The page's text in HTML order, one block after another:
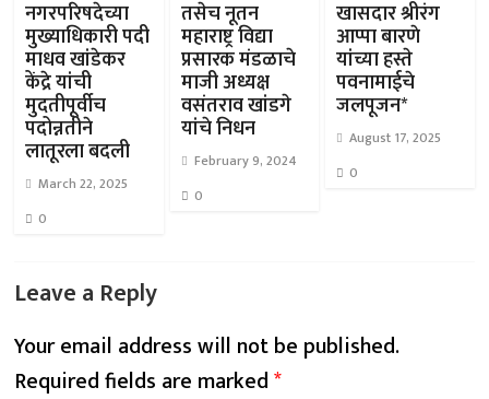
नगरपरिषदेच्या
मुख्याधिकारी पदी
माधव खांडेकर
केंद्रे यांची
मुदतीपूर्वीच
पदोन्नतीने
लातूरला बदली
March 22, 2025
0
तसेच नूतन
महाराष्ट्र विद्या
प्रसारक मंडळाचे
माजी अध्यक्ष
वसंतराव खांडगे
यांचे निधन
February 9, 2024
0
खासदार श्रीरंग
आप्पा बारणे
यांच्या हस्ते
पवनामाईचे
जलपूजन*
August 17, 2025
0
Leave a Reply
Your email address will not be published.
Required fields are marked*